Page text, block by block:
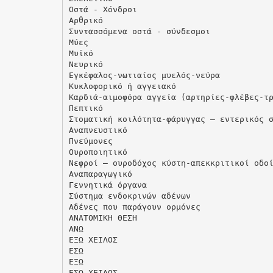
Οστά - Χόνδροι
Αρθρικό
Συντασσόμενα οστά - σύνδεσμοι
Μύες
Μυϊκό
Νευρικό
Εγκέφαλος-νωτιαίος μυελός-νεύρα
Κυκλοφορικό ή αγγειακό
Καρδιά-αιμοφόρα αγγεία (αρτηρίες-φλέβες-
Πεπτικό
Στοματική κοιλότητα-φάρυγγας – εντερικός
Αναπνευστικό
Πνεύμονες
Ουροποιητικό
Νεφροί – ουροδόχος κύστη-απεκκριτικοί οδοί
Αναπαραγωγικό
Γεννητικά όργανα
Σύστημα ενδοκρινών αδένων
Αδένες που παράγουν ορμόνες
ΑΝΑΤΟΜΙΚΗ ΘΕΣΗ
ΑΝΩ
ΕΞΩ ΧΕΙΛΟΣ
ΕΣΩ
ΕΞΩ